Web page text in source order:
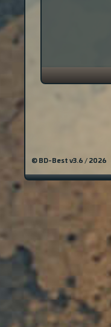
© BD-Best v3.6 / 2026